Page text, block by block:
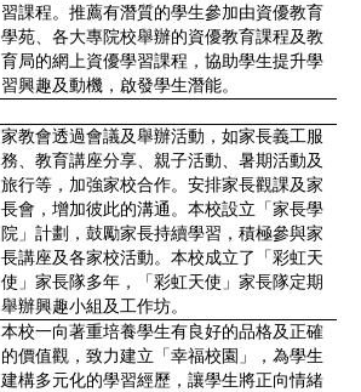
習課程。推薦有潛質的學生參加由資優教育
學苑、各大專院校舉辦的資優教育課程及教
育局的網上資優學習課程，協助學生提升學
習興趣及動機，啟發學生潛能。
家教會透過會議及舉辦活動，如家長義工服
務、教育講座分享、親子活動、暑期活動及
旅行等，加強家校合作。安排家長觀課及家
長會，增加彼此的溝通。本校設立「家長學
院」計劃，鼓勵家長持續學習，積極參與家
長講座及各家校活動。本校成立了「彩虹天
使」家長隊多年，「彩虹天使」家長隊定期
舉辦興趣小組及工作坊。
本校一向著重培養學生有良好的品格及正確
的價值觀，致力建立「幸福校園」，為學生
建構多元化的學習經歷，讓學生將正向情緒